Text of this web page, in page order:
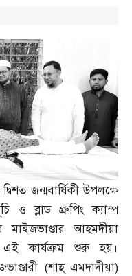
দ্বিশত জন্মবার্ষিকী উপলক্ষে
ও ব্লাড গ্রুপিং ক্যাম্প
আহমদীয়া
এই কার্যক্রম শুরু হয়।
(শাহ্‌ এমদাদীয়া)